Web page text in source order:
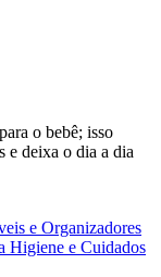
o bebê; isso
e deixa o dia a dia
e Organizadores
Higiene e Cuidados